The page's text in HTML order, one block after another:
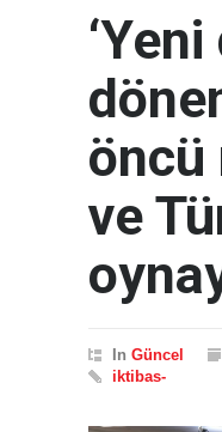
öncü
ve
In Güncel
iktibas-